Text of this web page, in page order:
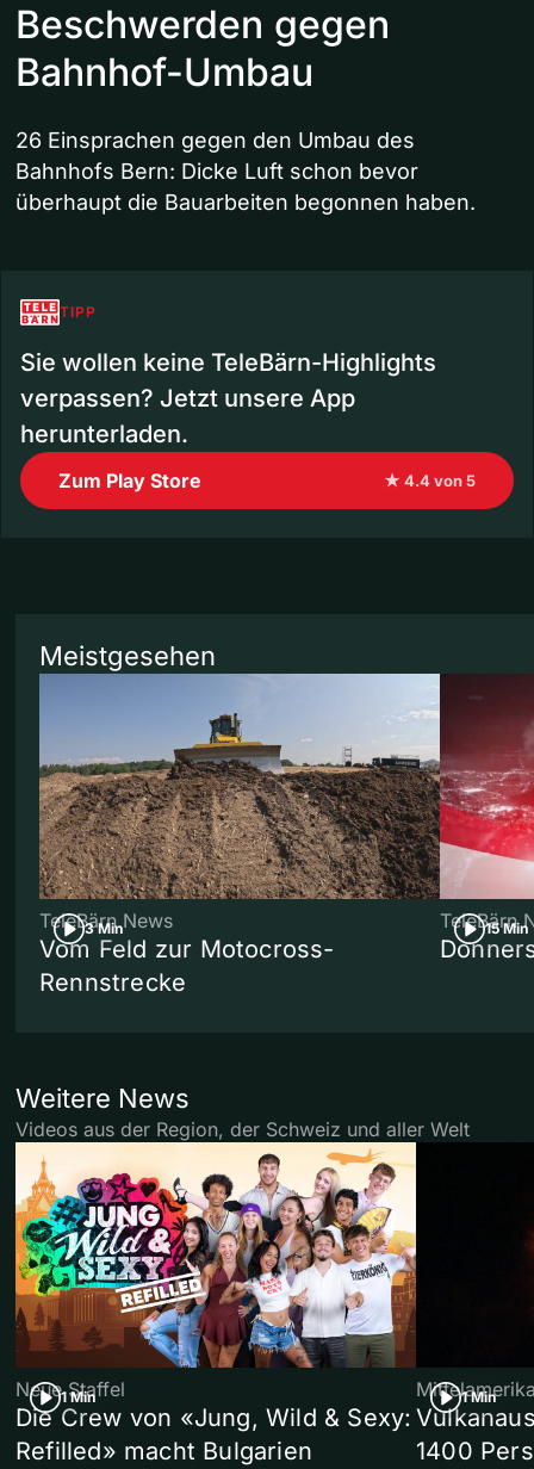
Beschwerden gegen
Bahnhof-Umbau
26 Einsprachen gegen den Umbau des
Bahnhofs Bern: Dicke Luft schon bevor
überhaupt die Bauarbeiten begonnen haben.
TIPP
Sie wollen keine TeleBärn-Highlights
verpassen? Jetzt unsere App
herunterladen.
Zum Play Store ★ 4.4 von 5
Meistgesehen
3 Min
TeleBärn News
Vom Feld zur Motocross-
Rennstrecke
15 Min
TeleBärn
Weitere News
Videos aus der Region, der Schweiz und aller Welt
1 Min
Neue Staffel
Die Crew von «Jung, Wild & Sexy:
Refilled» macht Bulgarien
1 Min
1400